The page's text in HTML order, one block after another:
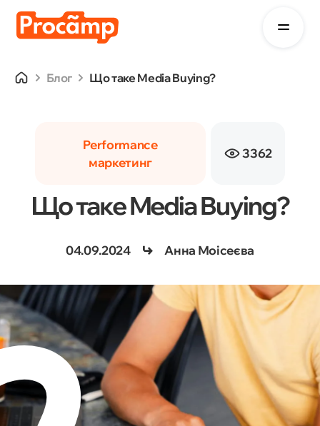
Блог Що таке Media Buying?
Performance
маркетинг
3362
Що таке Media Buying?
04.09.2024 Анна Моісеєва